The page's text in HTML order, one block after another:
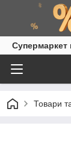
Супермаркет
Товари